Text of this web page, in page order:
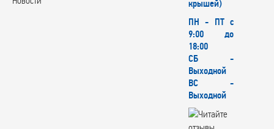
крышей)
ПН - ПТ с
9:00 до
18:00
СБ -
Выходной
ВС -
Выходной